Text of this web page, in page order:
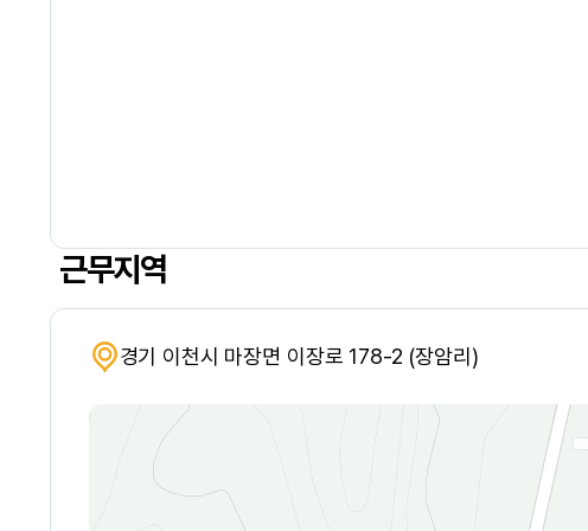
근무지역
경기 이천시 마장면 이장로 178-2 (장암리)